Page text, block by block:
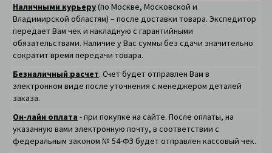
Наличными курьеру(по Москве, Московской и
Владимирской областям) – после доставки товара. Экспедитор
передает Вам чек и накладную с гарантийными
обязательствами. Наличие у Вас суммы без сдачи значительно
сократит время передачи товара.
Безналичный расчет. Счет будет отправлен Вам в
электронном виде после уточнения с менеджером деталей
заказа.
Он-лайн оплата - при покупке на сайте. После оплаты, на
указанную вами электронную почту, в соответствии с
федеральным законом № 54-ФЗ будет отправлен кассовый чек.